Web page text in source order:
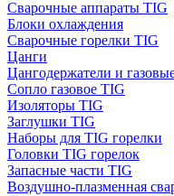
Сварочные аппараты TIG
Блоки охлаждения
Сварочные горелки TIG
Цанги
Цангодержатели и
Сопло газовое TIG
Изоляторы TIG
Заглушки TIG
Наборы для TIG горелки
Головки TIG горелок
Запасные части TIG
Воздушно-плазменная